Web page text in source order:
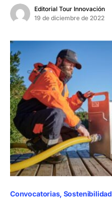
Editorial Tour Innovación
19 de diciembre de 2022
Convocatorias Sostenibilidad